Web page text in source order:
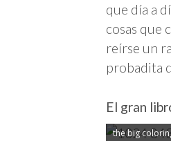
que día a
cosas que
reírse un
probadita
El gran
the big